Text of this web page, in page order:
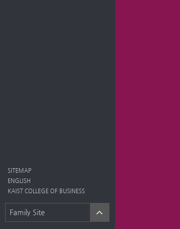
SITEMAP
ENGLISH
KAIST COLLEGE OF BUSINESS
Family Site